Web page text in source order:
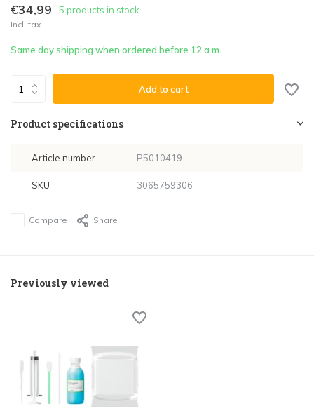
€34,99 5 products in stock
Incl. tax
Same day shipping when ordered before 12 a.m.
Add to cart
Product specifications
Article number P5010419
SKU 3065759306
Compare Share
Previously viewed